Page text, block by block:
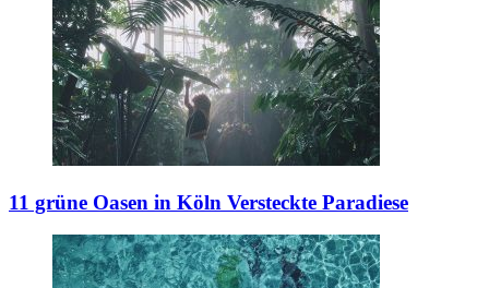
11 grüne Oasen in Köln Versteckte Paradiese